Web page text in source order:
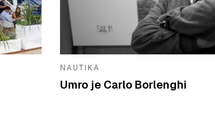
NAUTIKA
Umro je Carlo Borlenghi